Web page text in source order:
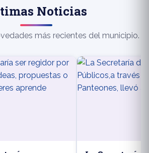
Noticias
más recientes del municipio.